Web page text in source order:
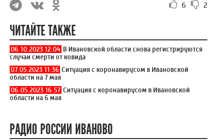
6 2
ЧИТАЙТЕ ТАКЖЕ
06.10.2023 12:04 В Ивановской области снова регистрируются
случаи смерти от ковида
07.05.2023 11:36 Ситуация с коронавирусом в Ивановской
области на 7 мая
06.05.2023 16:57 Ситуация с коронавирусом в Ивановской
области на 6 мая
РАДИО РОССИИ ИВАНОВО